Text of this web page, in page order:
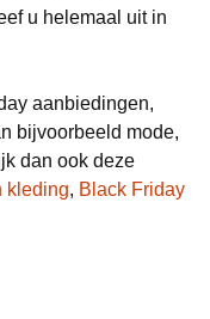
u helemaal uit in
aanbiedingen,
bijvoorbeeld mode,
dan ook deze
kleding, Black Friday